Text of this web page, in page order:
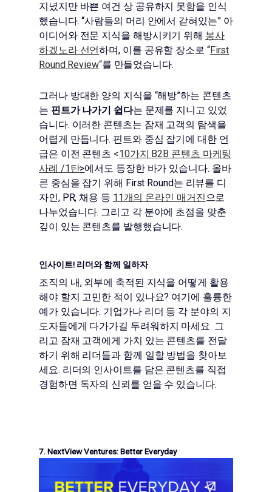
지녔지만 바쁜 여건 상 공유하지 못함을 인식
했습니다. “사람들의 머리 안에서 갇혀있는” 아
이디어와 전문 지식을 해방시키기 위해 봉사
하겠노라 선언하며, 이를 공유할 장소로 “First
Round Review“를 만들었습니다.
그러나 방대한 양의 지식을 “해방”하는 콘텐츠
는 핀트가 나가기 쉽다는 문제를 지니고 있었
습니다. 이러한 콘텐츠는 잠재 고객의 탐색을
어렵게 만듭니다. 핀트와 중심 잡기에 대한 언
급은 이전 콘텐츠 <10가지 B2B 콘텐츠 마케팅
사례 /1탄>에서도 등장한 바가 있습니다. 올바
른 중심을 잡기 위해 First Round는 리뷰를 디
자인, PR, 채용 등 11개의 온라인 매거진으로
나누었습니다. 그리고 각 분야에 초점을 맞춘
깊이 있는 콘텐츠를 발행했습니다.
인사이트! 리더와 함께 일하자
조직의 내, 외부에 축적된 지식을 어떻게 활용
해야 할지 고민한 적이 있나요? 여기에 훌륭한
예가 있습니다. 기업가나 리더 등 각 분야의 지
도자들에게 다가가길 두려워하지 마세요. 그
리고 잠재 고객에게 가치 있는 콘텐츠를 전달
하기 위해 리더들과 함께 일할 방법을 찾아보
세요. 리더의 인사이트를 담은 콘텐츠를 직접
경험하면 독자의 신뢰를 얻을 수 있습니다.
7. NextView Ventures: Better Everyday